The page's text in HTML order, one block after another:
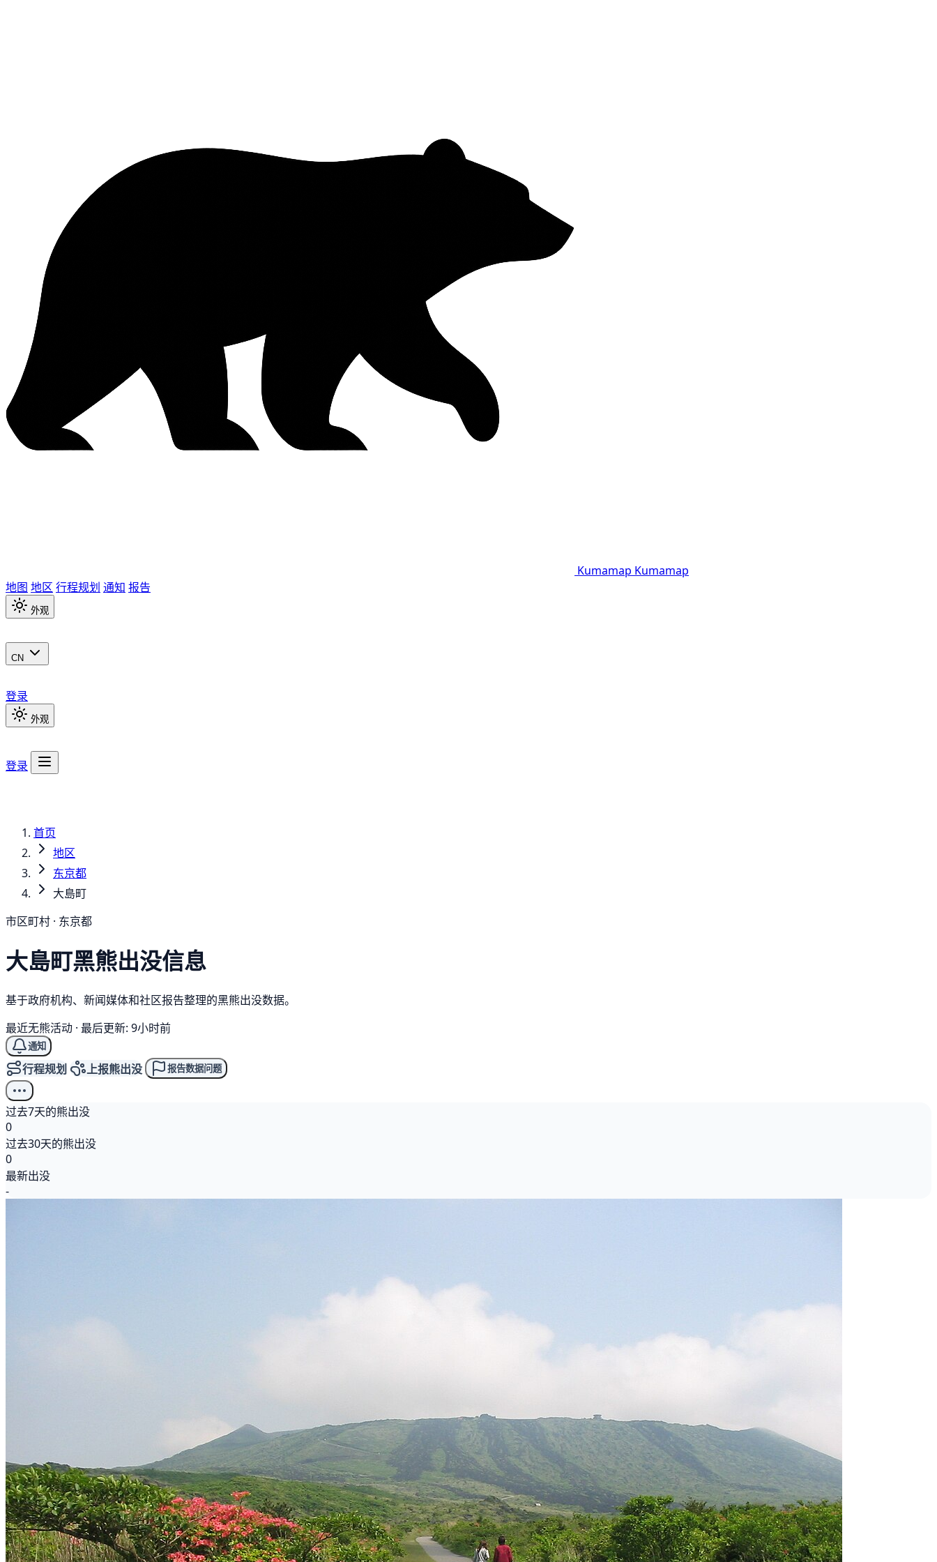
Kumamap Kumamap
地图 地区 行程规划 通知 报告
外观
CN
登录
外观
登录
首页
地区
东京都
大島町
市区町村 · 东京都
大島町黑熊出没信息
基于政府机构、新闻媒体和社区报告整理的黑熊出没数据。
最近无熊活动 · 最后更新: 9小时前
通知
行程规划 上报熊出没 报告数据问题
过去7天的熊出没
0
过去30天的熊出没
0
最新出没
-